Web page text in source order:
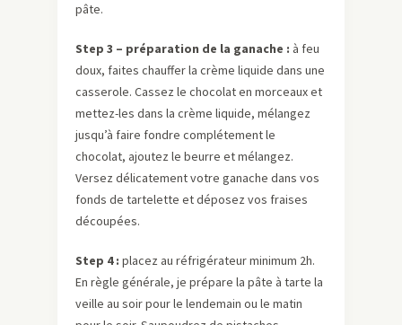
pâte.
Step 3 – préparation de la ganache : à feu
doux, faites chauffer la crème liquide dans une
casserole. Cassez le chocolat en morceaux et
mettez-les dans la crème liquide, mélangez
jusqu’à faire fondre complétement le
chocolat, ajoutez le beurre et mélangez.
Versez délicatement votre ganache dans vos
fonds de tartelette et déposez vos fraises
découpées.
Step 4 : placez au réfrigérateur minimum 2h.
En règle générale, je prépare la pâte à tarte la
veille au soir pour le lendemain ou le matin